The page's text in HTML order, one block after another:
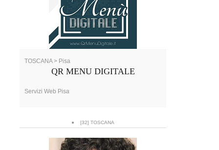
TOSCANA > Pisa
QR MENU DIGITALE
Servizi Web Pisa
[32] TOSCANA